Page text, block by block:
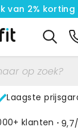
van 2% korting
Laagste
klanten